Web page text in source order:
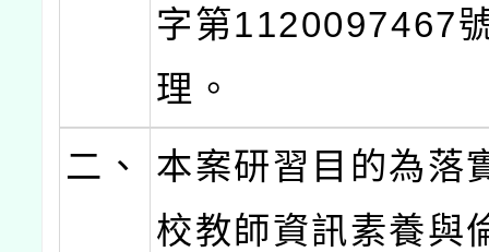
字第1120097467
理。
二、
本案研習目的為落
校教師資訊素養與